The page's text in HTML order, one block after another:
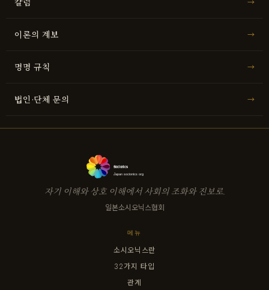
이론의 계보 →
명명 규칙 →
법인·단체 문의 →
Socionics
Japan socionics org
자기 이해와 상호 이해에서 사회의 조화와 진보로.
일본소시오닉스협회
메뉴
소시오닉스란
32가지 타입
관계